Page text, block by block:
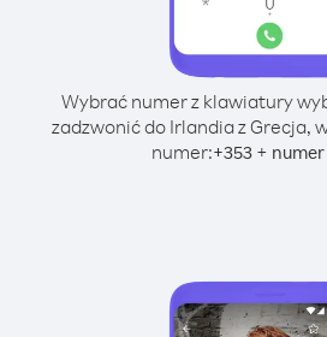
Wybrać numer z klawiatury
zadzwonić do Irlandia z Grecja,
numer:+353+